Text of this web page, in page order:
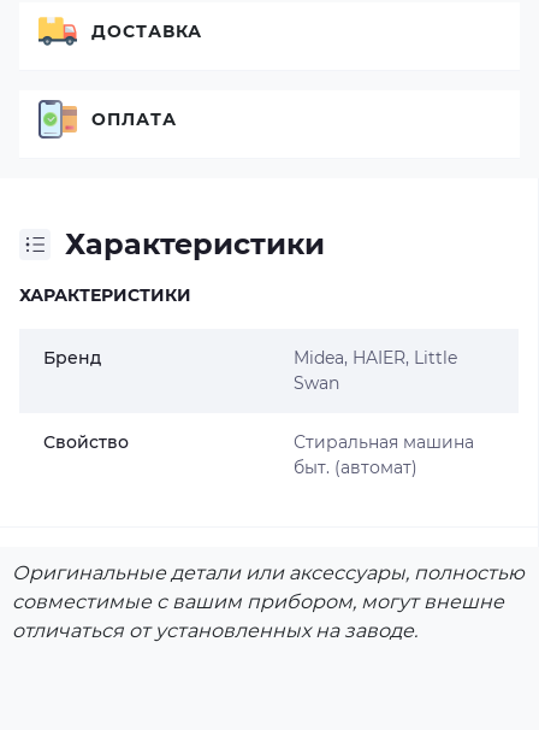
Характеристики
ХАРАКТЕРИСТИКИ
Бренд
Midea, HAIER, Little
Swan
Свойство
Стиральная машина
быт. (автомат)
ДОСТАВКА
ОПЛАТА
Оригинальные детали или аксессуары, полностью
совместимые с вашим прибором, могут внешне
отличаться от установленных на заводе.